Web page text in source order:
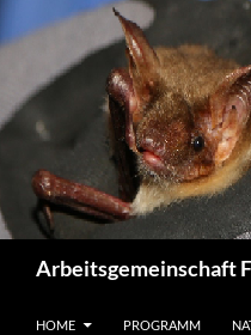
Arbeitsgemeinschaft
HOME
PROGRAMM